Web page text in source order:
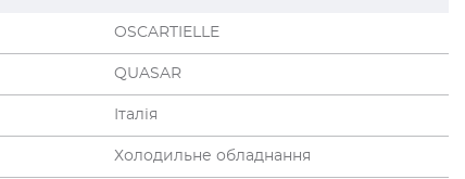
OSCARTIELLE
QUASAR
Італія
Холодильне обладнання